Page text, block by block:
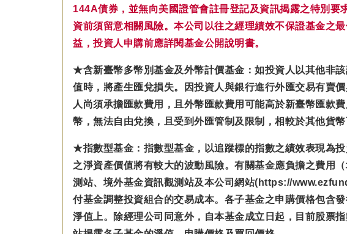
144A債券，並無向美國證管會註冊登記及資訊揭露之特別
資前須留意相關風險。本公司以往之經理績效不保證基金之
益，投資人申購前應詳閱基金公開說明書。
★含新臺幣多幣別基金及外幣計價基金：如投資人以其他非
值時，將產生匯兌損失。因投資人與銀行進行外匯交易有賣
人尚須承擔匯款費用，且外幣匯款費用可能高於新臺幣匯款
幣，無法自由兌換，且受到外匯管制及限制，相較於其他貨
★指數型基金：指數型基金，以追蹤標的指數之績效表現為
之淨資產價值將有較大的波動風險。有關基金應負擔之費用
測站、境外基金資訊觀測站及本公司網站(https://
付基金調整投資組合的交易成本。各子基金之申購價格包含
淨值上。除經理公司同意外，自本基金成立日起，目前股票